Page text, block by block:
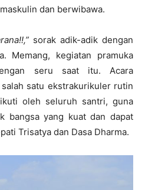
dan berwibawa.
sorak adik-adik dengan
Memang, kegiatan pramuka
seru saat itu. Acara
satu ekstrakurikuler rutin
oleh seluruh santri, guna
bangsa yang kuat dan dapat
Trisatya dan Dasa Dharma.